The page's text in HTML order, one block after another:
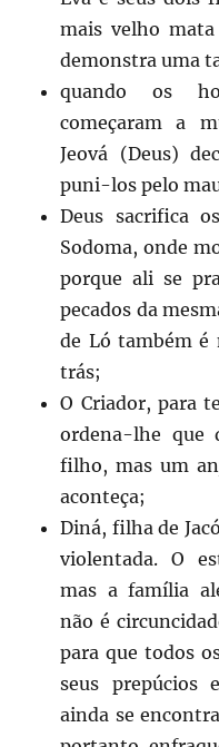
mais velho
demonstra uma
quando os
começaram a
Jeová (Deus)
puni-los pelo
Deus sacrifica
Sodoma, onde
porque ali se
pecados da
de Ló também é
trás;
O Criador, para
ordena-lhe que
filho, mas um
aconteça;
Diná, filha de
violentada. O
mas a família
não é
para que todos
seus prepúcios
ainda se